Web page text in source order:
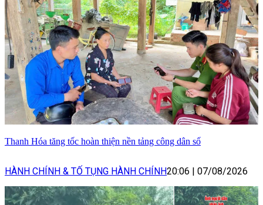
Thanh Hóa tăng tốc hoàn thiện nền tảng công dân số
HÀNH CHÍNH & TỐ TỤNG HÀNH CHÍNH20:06 07/08/2026